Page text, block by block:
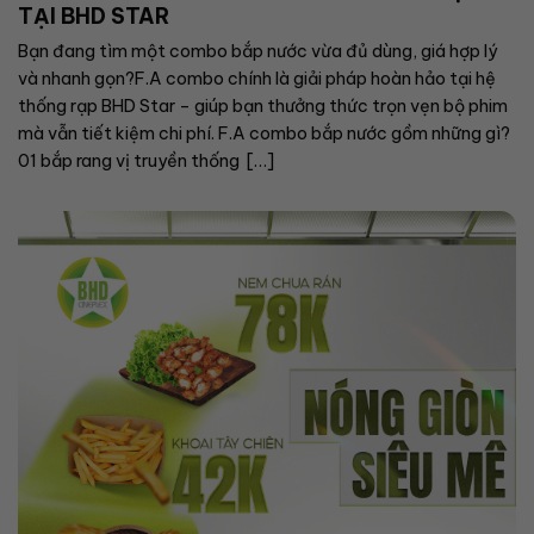
TẠI BHD STAR
Bạn đang tìm một combo bắp nước vừa đủ dùng, giá hợp lý
và nhanh gọn?F.A combo chính là giải pháp hoàn hảo tại hệ
thống rạp BHD Star – giúp bạn thưởng thức trọn vẹn bộ phim
mà vẫn tiết kiệm chi phí. F.A combo bắp nước gồm những gì?
01 bắp rang vị truyền thống […]